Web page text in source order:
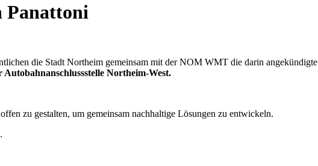
Panattoni
die Stadt Northeim gemeinsam mit der NOM WMT die darin angekündigte
Northeim-West.
zu gestalten, um gemeinsam nachhaltige Lösungen zu entwickeln.